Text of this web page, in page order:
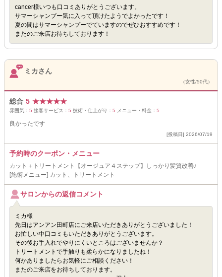
cancer様いつも口コミありがとうございます。
サマーシャンプー気に入って頂けたようでよかったです！
夏の間はサマーシャンプーでていますのでぜひおすすめです！
またのご来店お待ちしております！
ミカさん
（女性/50代）
総合 5 ★★★★★
雰囲気： 5 接客サービス： 5 技術・仕上がり： 5 メニュー・料金： 5
良かったです
[投稿日] 2026/07/19
予約時のクーポン・メニュー
カット＋トリートメント【オージュア４ステップ】しっかり髪質改善♪
[施術メニュー] カット、トリートメント
サロンからの返信コメント
ミカ様
先日はアンアン田町店にご来店いただきありがとうございました！
お忙しい中口コミもいただきありがとうございます。
その後お手入れでやりにくいところはございませんか？
トリートメントで手触りも柔らかになりましたね！
何かありましたらお気軽にご相談ください！
またのご来店をお待ちしております。